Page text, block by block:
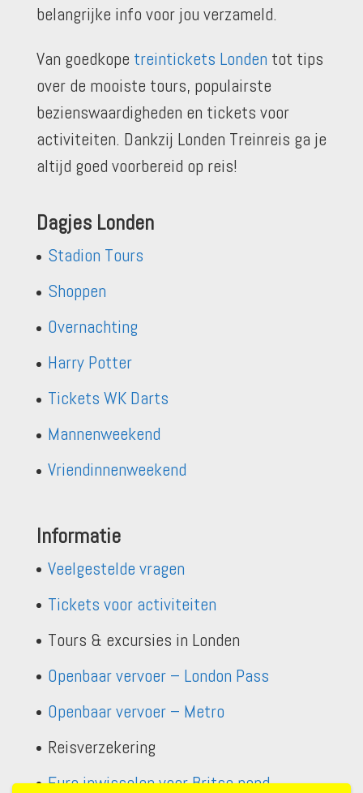
belangrijke info voor jou verzameld.
Van goedkope treintickets Londen tot tips
over de mooiste tours, populairste
bezienswaardigheden en tickets voor
activiteiten. Dankzij Londen Treinreis ga je
altijd goed voorbereid op reis!
Dagjes Londen
Stadion Tours
Shoppen
Overnachting
Harry Potter
Tickets WK Darts
Mannenweekend
Vriendinnenweekend
Informatie
Veelgestelde vragen
Tickets voor activiteiten
Tours & excursies in Londen
Openbaar vervoer – London Pass
Openbaar vervoer – Metro
Reisverzekering
Euro inwisselen voor Britse pond